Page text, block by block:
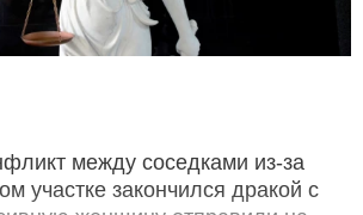
между соседками из-за
участке закончился дракой с